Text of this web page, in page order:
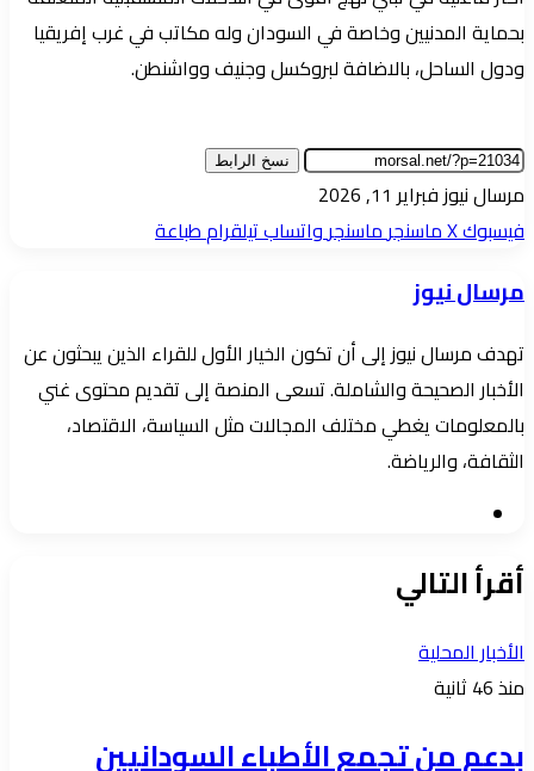
بحماية المدنيين وخاصة في السودان وله مكاتب في غرب إفريقيا
ودول الساحل، بالاضافة لبروكسل وجنيف وواشنطن.
نسخ الرابط
مرسال نيوزأرسل
بريدا
فبراير 11, 2026
فيسبوك‫Xماسنجرماسنجرواتسابتيلقرامطباعة
مرسال نيوز
تهدف مرسال نيوز إلى أن تكون الخيار الأول للقراء الذين يبحثون عن
الأخبار الصحيحة والشاملة. تسعى المنصة إلى تقديم محتوى غني
بالمعلومات يغطي مختلف المجالات مثل السياسة، الاقتصاد،
الثقافة، والرياضة.
أقرأ التالي
الأخبار المحلية
منذ 46 ثانية
بدعم من تجمع الأطباء السودانيين